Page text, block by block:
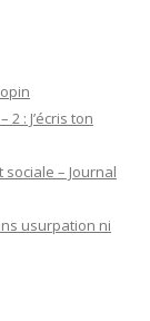
2 : J’écris ton
– Journal
usurpation ni